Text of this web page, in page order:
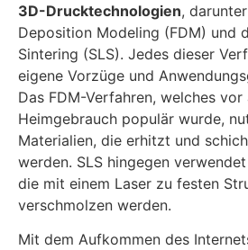
3D-Drucktechnologien,
Deposition Modeling (FDM) und
Sintering (SLS). Jedes dieser
eigene Vorzüge und
Das FDM-Verfahren, welches
Heimgebrauch populär wurde,
Materialien, die erhitzt und
werden. SLS hingegen
die mit einem Laser zu festen
verschmolzen werden.
Mit dem Aufkommen des